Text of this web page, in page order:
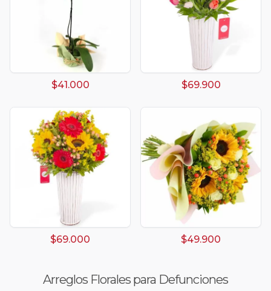
$41.000 $69.900
$69.000 $49.900
Arreglos Florales para Defunciones